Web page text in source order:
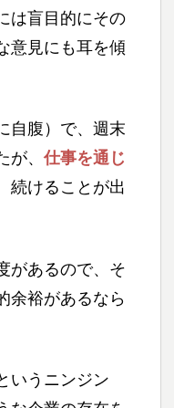
は盲目的にその
意見にも耳を傾
自腹）で、週末
、 仕事を通じ
続けることが出
があるので、そ
余裕があるなら
いうニンジン